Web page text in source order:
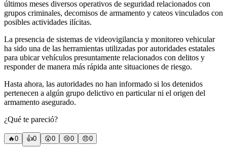
últimos meses diversos operativos de seguridad relacionados con
grupos criminales, decomisos de armamento y cateos vinculados con
posibles actividades ilícitas.
La presencia de sistemas de videovigilancia y monitoreo vehicular
ha sido una de las herramientas utilizadas por autoridades estatales
para ubicar vehículos presuntamente relacionados con delitos y
responder de manera más rápida ante situaciones de riesgo.
Hasta ahora, las autoridades no han informado si los detenidos
pertenecen a algún grupo delictivo en particular ni el origen del
armamento asegurado.
¿Qué te pareció?
🔥0 👍0 😲0 😢0 😠0